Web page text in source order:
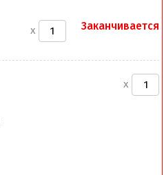
Заканчивается
x
x